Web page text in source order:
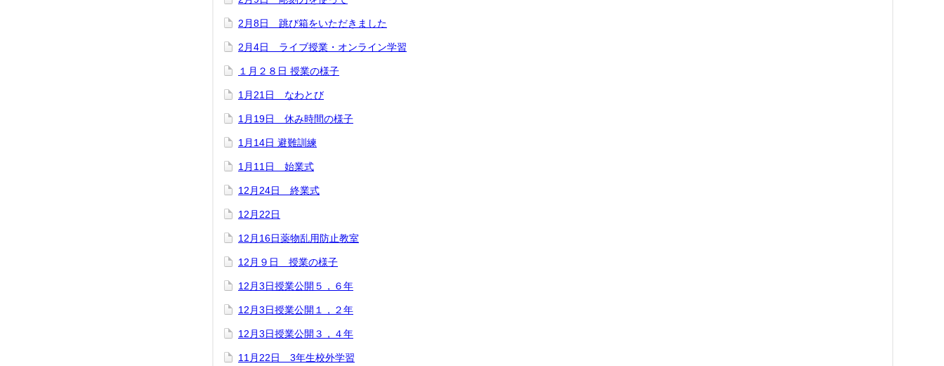
2月8日 跳び箱をいただきました
2月4日 ライブ授業・オンライン学習
１月２８日 授業の様子
1月21日 なわとび
1月19日 休み時間の様子
1月14日 避難訓練
1月11日 始業式
12月24日 終業式
12月22日
12月16日薬物乱用防止教室
12月９日 授業の様子
12月3日授業公開５，６年
12月3日授業公開１，２年
12月3日授業公開３，４年
11月22日 3年生校外学習